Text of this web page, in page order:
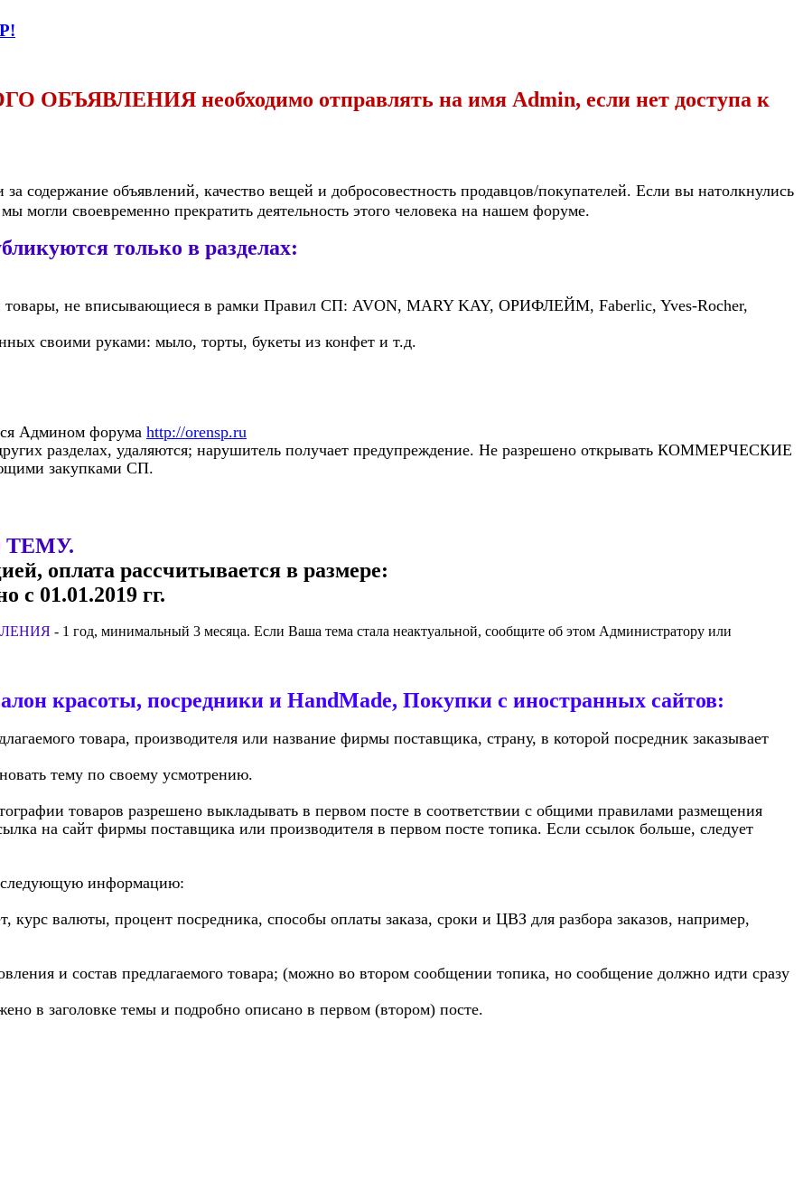
необходимо отправлять на имя Admin, если нет доступа к
содержание объявлений, качество вещей и добросовестность продавцов/покупателей. Если вы натолкнулись
своевременно прекратить деятельность этого человека на нашем форуме.
только в разделах:
товары, не вписывающиеся в рамки Правил СП: AVON, MARY KAY, ОРИФЛЕЙМ, Faberlic, Yves-Rocher,
своими руками: мыло, торты, букеты из конфет и т.д.
Админом форума http://orensp.ru
разделах, удаляются; нарушитель получает предупреждение. Не разрешено открывать КОММЕРЧЕСКИЕ
закупками СП.
оплата рассчитывается в размере:
с 01.01.2019 гг.
- 1 год, минимальный 3 месяца. Если Ваша тема стала неактуальной, сообщите об этом Администратору или
красоты, посредники и HandMade, Покупки с иностранных сайтов:
товара, производителя или название фирмы поставщика, страну, в которой посредник заказывает
тему по своему усмотрению.
товаров разрешено выкладывать в первом посте в соответствии с общими правилами размещения
на сайт фирмы поставщика или производителя в первом посте топика. Если ссылок больше, следует
следующую информацию:
курс валюты, процент посредника, способы оплаты заказа, сроки и ЦВЗ для разбора заказов, например,
и состав предлагаемого товара; (можно во втором сообщении топика, но сообщение должно идти сразу
в заголовке темы и подробно описано в первом (втором) посте.